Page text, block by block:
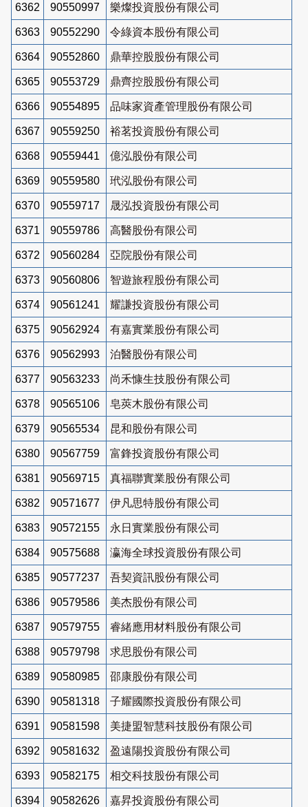
6362 90550997 樂燦投資股份有限公司
6363 90552290 令綠資本股份有限公司
6364 90552860 鼎華控股股份有限公司
6365 90553729 鼎齊控股股份有限公司
6366 90554895 品味家資產管理股份有限公司
6367 90559250 裕茗投資股份有限公司
6368 90559441 億泓股份有限公司
6369 90559580 玳泓股份有限公司
6370 90559717 晟泓投資股份有限公司
6371 90559786 高醫股份有限公司
6372 90560284 亞院股份有限公司
6373 90560806 智遊旅程股份有限公司
6374 90561241 耀謙投資股份有限公司
6375 90562924 有嘉實業股份有限公司
6376 90562993 泊醫股份有限公司
6377 90563233 尚禾慷生技股份有限公司
6378 90565106 皂莢木股份有限公司
6379 90565534 昆和股份有限公司
6380 90567759 富鋒投資股份有限公司
6381 90569715 真福聯實業股份有限公司
6382 90571677 伊凡思特股份有限公司
6383 90572155 永日實業股份有限公司
6384 90575688 瀛海全球投資股份有限公司
6385 90577237 吾契資訊股份有限公司
6386 90579586 美杰股份有限公司
6387 90579755 睿緒應用材料股份有限公司
6388 90579798 求思股份有限公司
6389 90580985 邵康股份有限公司
6390 90581318 子耀國際投資股份有限公司
6391 90581598 美捷盟智慧科技股份有限公司
6392 90581632 盈遠陽投資股份有限公司
6393 90582175 相交科技股份有限公司
6394 90582626 嘉昇投資股份有限公司